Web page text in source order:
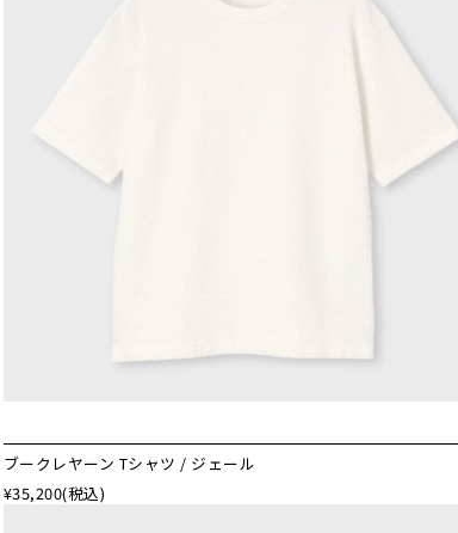
ブークレヤーン Tシャツ / ジェール
¥35,200(税込)